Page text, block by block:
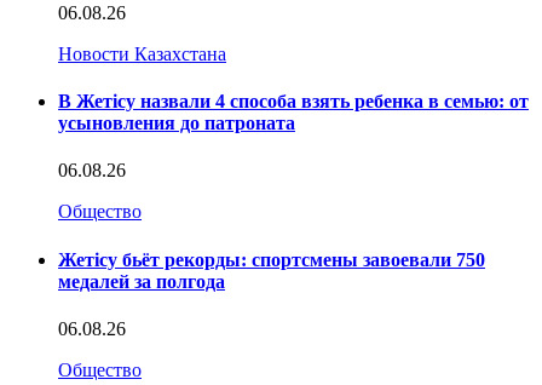
06.08.26
Новости Казахстана
В Жетісу назвали 4 способа взять ребенка в семью: от
усыновления до патроната
06.08.26
Общество
Жетісу бьёт рекорды: спортсмены завоевали 750
медалей за полгода
06.08.26
Общество